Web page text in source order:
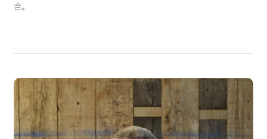
合。